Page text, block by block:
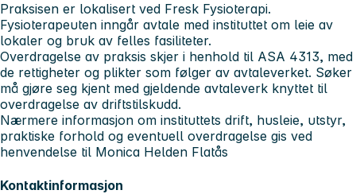
Praksisen er lokalisert ved Fresk Fysioterapi.
Fysioterapeuten inngår avtale med instituttet om leie av
lokaler og bruk av felles fasiliteter.
Overdragelse av praksis skjer i henhold til ASA 4313, med
de rettigheter og plikter som følger av avtaleverket. Søker
må gjøre seg kjent med gjeldende avtaleverk knyttet til
overdragelse av driftstilskudd.
Nærmere informasjon om instituttets drift, husleie, utstyr,
praktiske forhold og eventuell overdragelse gis ved
henvendelse til Monica Helden Flatås
Kontaktinformasjon